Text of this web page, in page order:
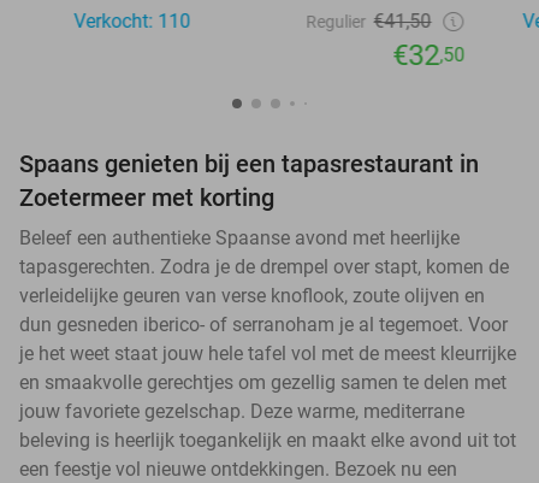
Verkocht: 110
Regulier €41,50
€32,50
Spaans genieten bij een tapasrestaurant in
Zoetermeer met korting
Beleef een authentieke Spaanse avond met heerlijke
tapasgerechten. Zodra je de drempel over stapt, komen de
verleidelijke geuren van verse knoflook, zoute olijven en
dun gesneden iberico- of serranoham je al tegemoet. Voor
je het weet staat jouw hele tafel vol met de meest kleurrijke
en smaakvolle gerechtjes om gezellig samen te delen met
jouw favoriete gezelschap. Deze warme, mediterrane
beleving is heerlijk toegankelijk en maakt elke avond uit tot
een feestje vol nieuwe ontdekkingen. Bezoek nu een